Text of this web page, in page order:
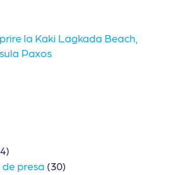
la Kaki Lagkada Beach,
Paxos
presa (30)